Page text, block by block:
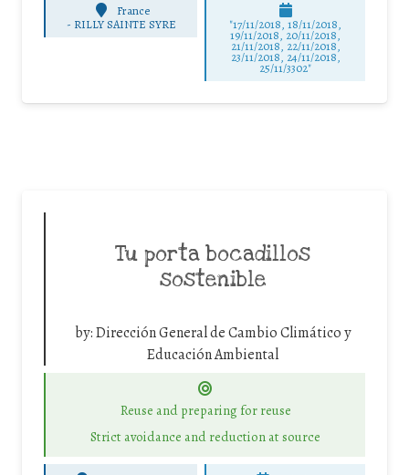
France
- RILLY SAINTE SYRE "17/11/2018, 18/11/2018,
19/11/2018, 20/11/2018,
21/11/2018, 22/11/2018,
23/11/2018, 24/11/2018,
25/11/3302"
Tu porta bocadillos
sostenible
by:Dirección General de Cambio Climático y
Educación Ambiental
Reuse and preparing for reuse
Strict avoidance and reduction at source